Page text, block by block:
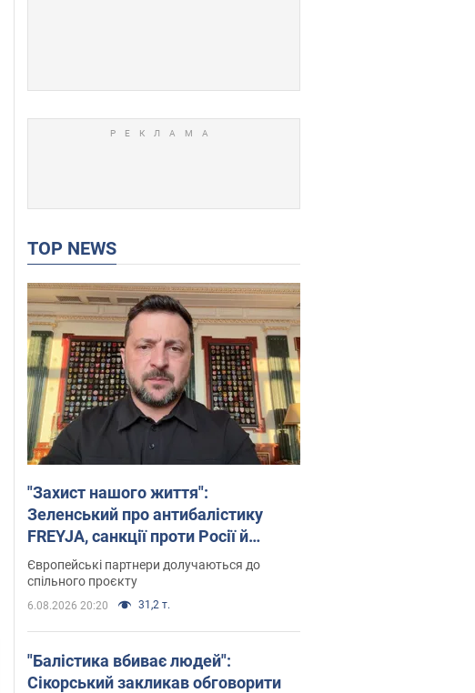
TOP NEWS
"Захист нашого життя":
Зеленський про антибалістику
FREYJA, санкції проти Росії й
підтримку аграріїв. Відео
Європейські партнери долучаються до
спільного проєкту
6.08.2026 20:20 31,2 т.
"Балістика вбиває людей":
Сікорський закликав обговорити